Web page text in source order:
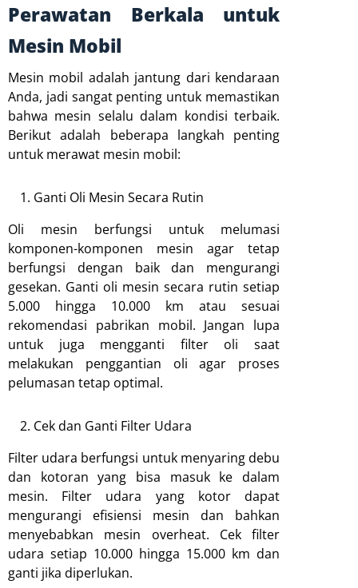
Perawatan Berkala untuk
Mesin Mobil
Mesin mobil adalah jantung dari kendaraan
Anda, jadi sangat penting untuk memastikan
bahwa mesin selalu dalam kondisi terbaik.
Berikut adalah beberapa langkah penting
untuk merawat mesin mobil:
Ganti Oli Mesin Secara Rutin
Oli mesin berfungsi untuk melumasi
komponen-komponen mesin agar tetap
berfungsi dengan baik dan mengurangi
gesekan. Ganti oli mesin secara rutin setiap
5.000 hingga 10.000 km atau sesuai
rekomendasi pabrikan mobil. Jangan lupa
untuk juga mengganti filter oli saat
melakukan penggantian oli agar proses
pelumasan tetap optimal.
Cek dan Ganti Filter Udara
Filter udara berfungsi untuk menyaring debu
dan kotoran yang bisa masuk ke dalam
mesin. Filter udara yang kotor dapat
mengurangi efisiensi mesin dan bahkan
menyebabkan mesin overheat. Cek filter
udara setiap 10.000 hingga 15.000 km dan
ganti jika diperlukan.